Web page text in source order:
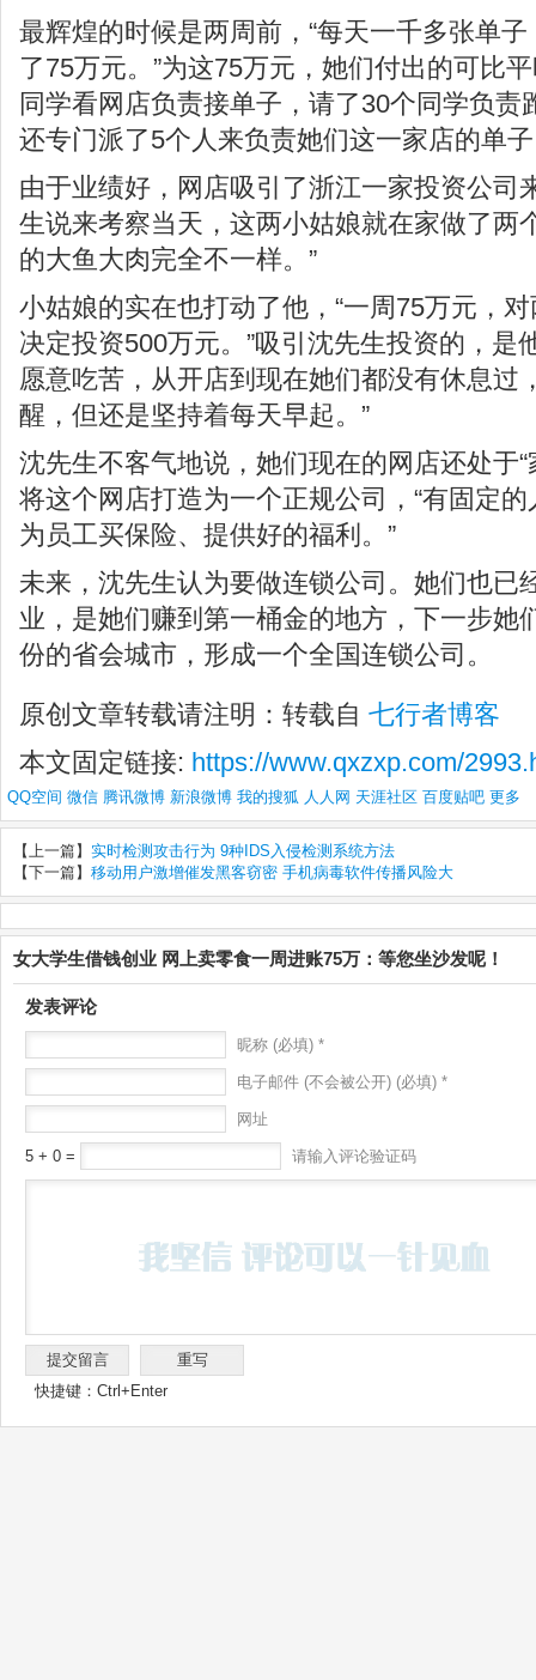
最辉煌的时候是两周前，“每天一千多张单
了75万元。”为这75万元，她们付出的可比
同学看网店负责接单子，请了30个同学负责
还专门派了5个人来负责她们这一家店的单
由于业绩好，网店吸引了浙江一家投资公司
生说来考察当天，这两小姑娘就在家做了两
的大鱼大肉完全不一样。”
小姑娘的实在也打动了他，“一周75万元，
决定投资500万元。”吸引沈先生投资的，是
愿意吃苦，从开店到现在她们都没有休息过
醒，但还是坚持着每天早起。”
沈先生不客气地说，她们现在的网店还处于
将这个网店打造为一个正规公司，“有固定
为员工买保险、提供好的福利。”
未来，沈先生认为要做连锁公司。她们也已
业，是她们赚到第一桶金的地方，下一步她
份的省会城市，形成一个全国连锁公司。
原创文章转载请注明：转载自 七行者博客
本文固定链接: https://www.qxzxp.com/
QQ空间 微信 腾讯微博 新浪微博 我的搜狐 人人网 天涯社区 百度贴吧 更多
【上一篇】 实时检测攻击行为 9种IDS入侵检测系统方法
【下一篇】 移动用户激增催发黑客窃密 手机病毒软件传播风险大
女大学生借钱创业 网上卖零食一周进账75万：等您坐沙发呢！
发表评论
昵称 (必填) *
电子邮件 (不会被公开) (必填) *
网址
5 + 0 = 请输入评论验证码
快捷键：Ctrl+Enter